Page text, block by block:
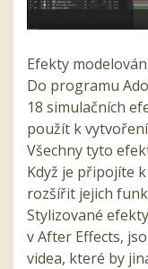
Efekty
Do programu
18 simulačních
použít k
Všechny tyto
Když je připojíte
rozšířit jejich
Stylizované
vAfter Effects,
videa, které by